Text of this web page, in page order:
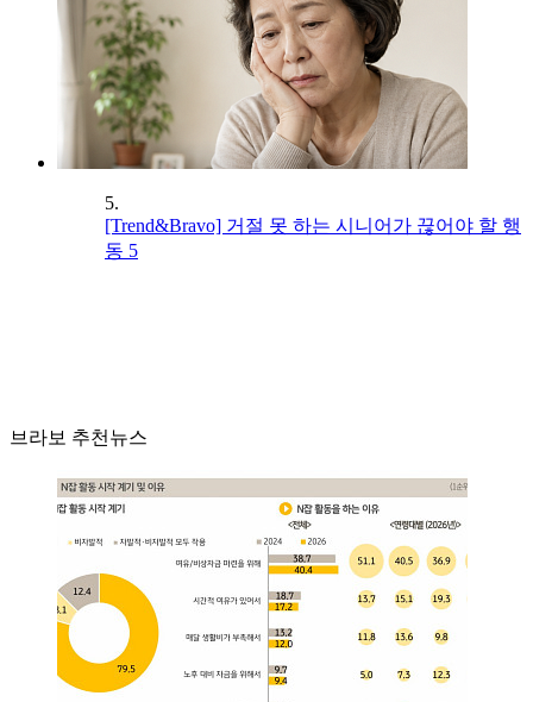
5.
[Trend&Bravo] 거절 못 하는 시니어가 끊어야 할 행
동 5
브라보 추천뉴스